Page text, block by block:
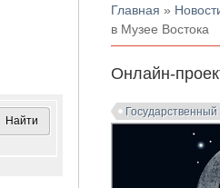
Вы здесь
Главная »
в Музее Востока
Онлайн-